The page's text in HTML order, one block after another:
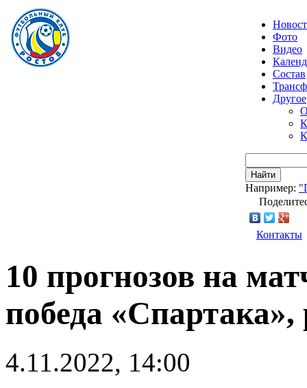
Фото
Видео
Состав
Другое
Найти
Например:
Контакты
10 прогнозов на
победа
4.11.2022, 14:00